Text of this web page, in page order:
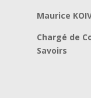
Maurice
Chargé de
Savoirs